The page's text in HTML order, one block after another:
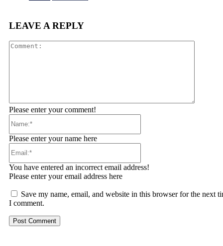
LEAVE A REPLY
Please enter your comment!
Please enter your name here
You have entered an incorrect email address!
Please enter your email address here
Save my name, email, and website in this browser for the next
I comment.